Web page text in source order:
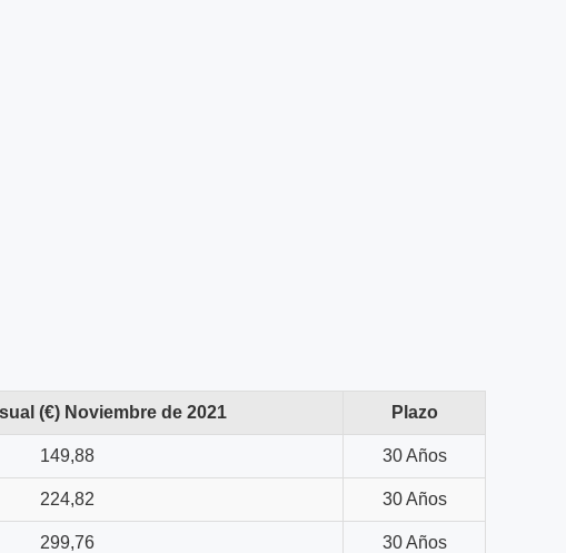
(€) Noviembre de 2021 Plazo
149,88 30 Años
224,82 30 Años
299,76 30 Años